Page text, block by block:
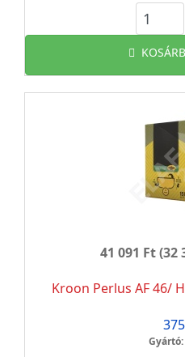
41 091 Ft(32
Kroon Perlus AF 46/